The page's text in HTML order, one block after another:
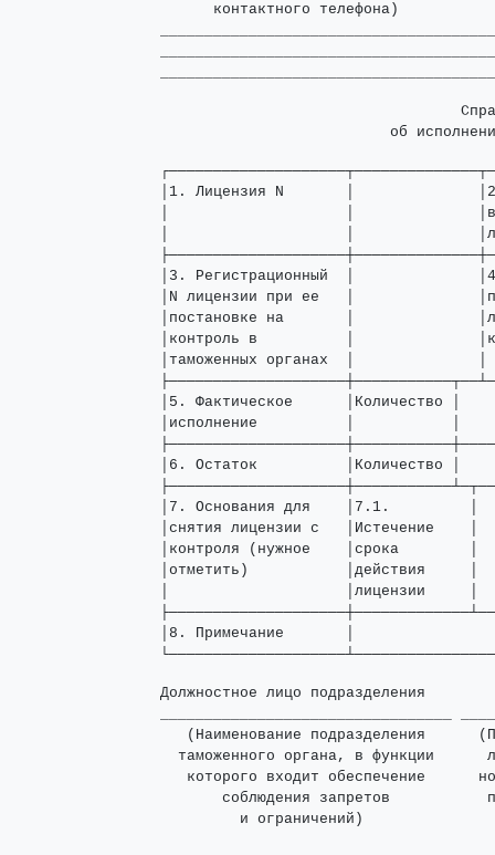
контактного телефона)
об
│1. Лицензия N       │
│                    │
│                    │
│3. Регистрационный  │
│N лицензии при ее   │
│постановке на       │
│контроль в          │
│таможенных органах  │
│5. Фактическое
│исполнение          │
│6. Остаток
│7. Основания для    │7.1.         │
│снятия лицензии с   │Истечение
│контроля (нужное    │срока        │
│отметить)           │действия
│                    │лицензии
│8. Примечание       │
Должностное лицо подразделения
(Наименование подразделения
таможенного органа, в функции
которого входит обеспечение
соблюдения запретов
         и ограничений)